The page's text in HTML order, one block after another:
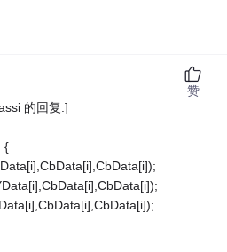
的回复:]
{
赞